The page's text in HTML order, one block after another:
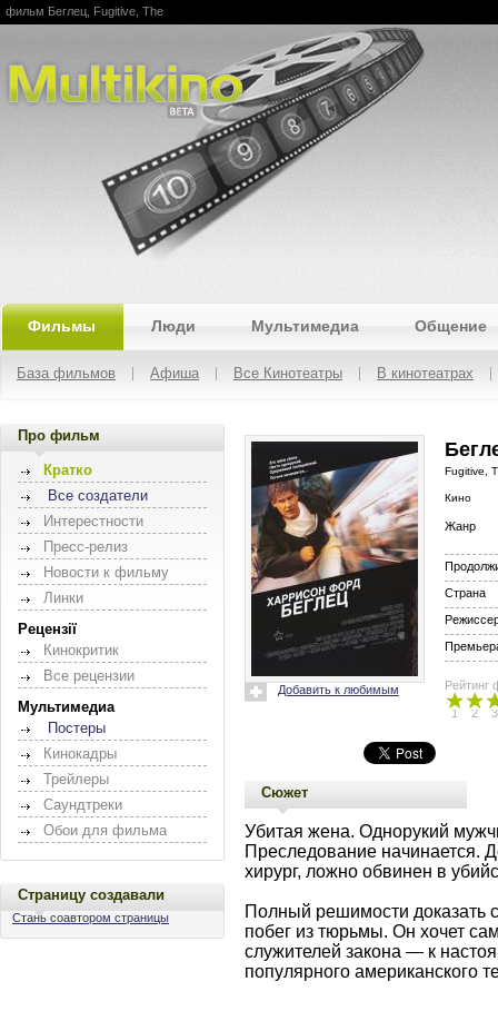
Multikino
фильм Беглец, Fugitive, The
Фильмы Люди Мультимедиа Общение
База фильмов Афиша Все Кинотеатры В кинотеатрах
Про фильм
Кратко
Все создатели
Интерестности
Пресс-релиз
Новости к фильму
Линки
Рецензії
Кинокритик
Все рецензии
Мультимедиа
Постеры
Кинокадры
Трейлеры
Саундтреки
Обои для фильма
Страницу создавали
Стань соавтором страницы
Добавить к любимым
Fugitive,
Кино
Жанр
Страна
Рейтинг
1 2 3
Сюжет
Убитая жена. Однорукий
Преследование начинается.
хирург, ложно обвинен в
Полный решимости доказать
побег из тюрьмы. Он хочет
служителей закона — к
популярного американского